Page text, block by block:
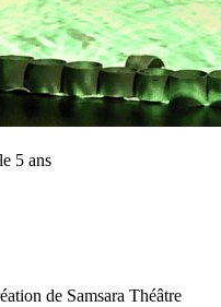
5 ans
de Samsara Théâtre